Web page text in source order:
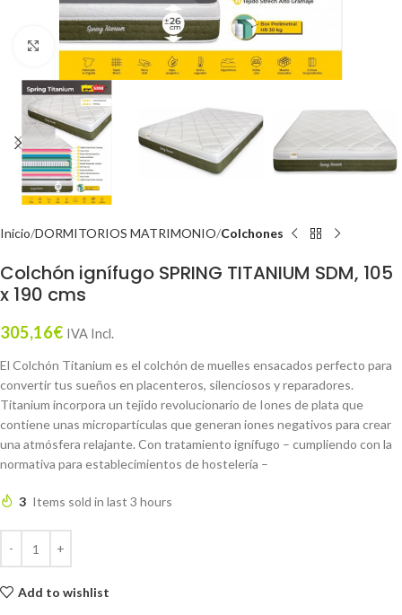
Click to enlarge
Inicio DORMITORIOS MATRIMONIO Colchones
Colchón ignífugo SPRING TITANIUM SDM, 105
x 190 cms
305,16€ IVA Incl.
El Colchón Titanium es el colchón de muelles ensacados perfecto para
convertir tus sueños en placenteros, silenciosos y reparadores.
Titanium incorpora un tejido revolucionario de Iones de plata que
contiene unas micropartículas que generan iones negativos para crear
una atmósfera relajante. Con tratamiento ignífugo – cumpliendo con la
normativa para establecimientos de hostelería –
3 Items sold in last 3 hours
Add to wishlist